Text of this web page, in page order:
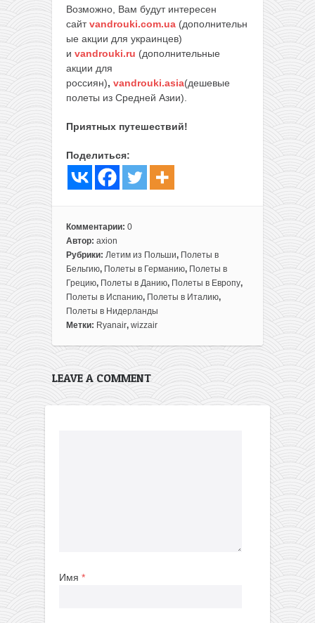
Возможно, Вам будут интересен
сайтvandrouki.com.ua (дополнительн
ые акции для украинцев)
и vandrouki.ru (дополнительные
акции для
россиян), vandrouki.asia(дешевые
полеты из Средней Азии).
Приятных путешествий!
Поделиться:
Комментарии: 0
Автор: axion
Рубрики: Летим из Польши, Полеты в
Бельгию, Полеты в Германию, Полеты в
Грецию, Полеты в Данию, Полеты в Европу,
Полеты в Испанию, Полеты в Италию,
Полеты в Нидерланды
Метки: Ryanair, wizzair
LEAVE A COMMENT
Имя *